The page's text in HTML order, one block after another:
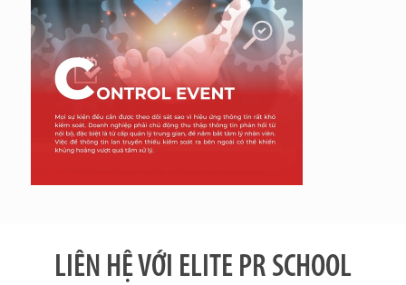
LIÊN HỆ VỚI ELITE PR SCHOOL